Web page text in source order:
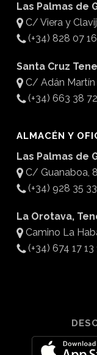
Las Palmas de
C/ Viera y
(+34) 828 07
Santa Cruz
C/ Adán Martín
(+34) 663 38
ALMACÉN Y
Las Palmas de
C/ Guanaboa,
(+34) 928 35
La Orotava,
Camino La
(+34) 674 17 13